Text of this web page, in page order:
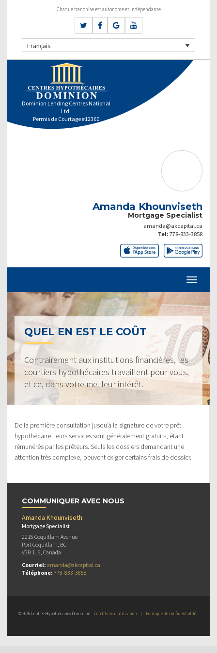
Chaque franchise est autonome et indépendante
Français
Dominion Lending Centres National
Ltd.
Permis de Courtage #12360
Amanda Khounviseth
Mortgage Specialist
amanda@akcapital.ca
Tel: 778-833-3858
QUEL EN EST LE COÛT
Contrairement aux institutions financières, les
courtiers hypothécaires travaillent pour vous,
et ce, dans votre meilleur intérêt.
De la première consultation jusqu’à la signature de votre prêt
hypothécaire, leurs services sont généralement gratuits, étant
rémunérés par les prêteurs. Seuls les dossiers demandant une
attention très complexe, peuvent exiger certains frais de dossier.
COMMUNIQUER AVEC NOUS
Amanda Khounviseth
Mortgage Specialist
2215 Coquitlam Avenue
Port Coquitlam, BC
V3B 1J6, Canada
Courriel: amanda@akcapital.ca
Téléphone: 778-833-3858
© 2026 Centres Hypothécaires Dominion Conditions d’utilisation | Politique de confidentialité